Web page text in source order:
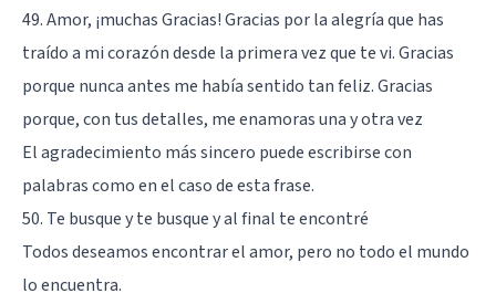
49. Amor, ¡muchas Gracias! Gracias por la alegría que has
traído a mi corazón desde la primera vez que te vi. Gracias
porque nunca antes me había sentido tan feliz. Gracias
porque, con tus detalles, me enamoras una y otra vez
El agradecimiento más sincero puede escribirse con
palabras como en el caso de esta frase.
50. Te busque y te busque y al final te encontré
Todos deseamos encontrar el amor, pero no todo el mundo
lo encuentra.